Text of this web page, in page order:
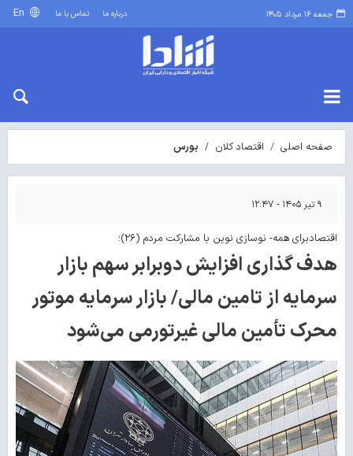
جمعه ۱۶ مرداد ۱۴۰۵ درباره ما تماس با ما
صفحه اصلی اقتصاد کلان بورس
۹ تیر ۱۴۰۵ - ۱۲:۴۷
اقتصادبرای همه- نوسازی نوین با مشارکت مردم (۲۶)؛
هدف گذاری افزایش دوبرابر سهم بازار
سرمایه از تامین مالی/ بازار سرمایه موتور
محرک تأمین مالی غیرتورمی می‌شود